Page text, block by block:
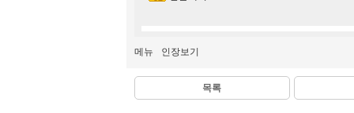
메뉴 인장보기
목록